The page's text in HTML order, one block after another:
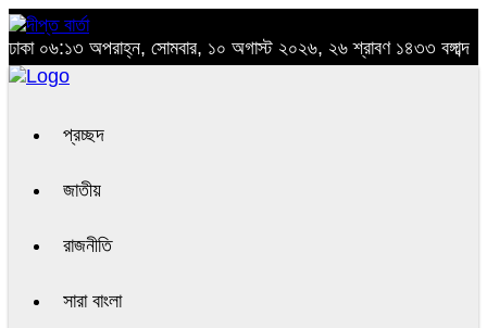
ঢাকা ০৬:১৩ অপরাহ্ন, সোমবার, ১০ অগাস্ট ২০২৬, ২৬ শ্রাবণ ১৪৩৩ বঙ্গাব্দ
প্রচ্ছদ
জাতীয়
রাজনীতি
সারা বাংলা